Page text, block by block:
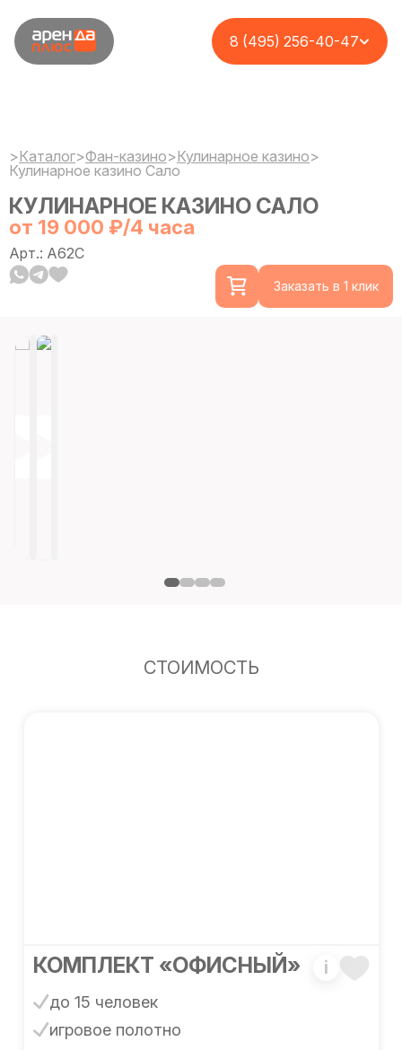
8 (495) 256-40-47
>Каталог>Фан-казино>Кулинарное казино>
Кулинарное казино Сало
КУЛИНАРНОЕ КАЗИНО САЛО
от 19 000 ₽/4 часа
Арт.: A62C
Заказать в 1 клик
СТОИМОСТЬ
КОМПЛЕКТ «ОФИСНЫЙ» i
до 15 человек
игровое полотно